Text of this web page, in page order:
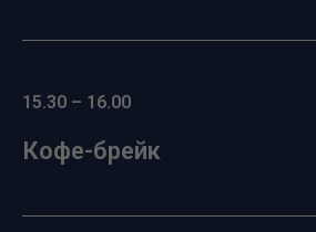
15.30 – 16.00
Кофе-брейк